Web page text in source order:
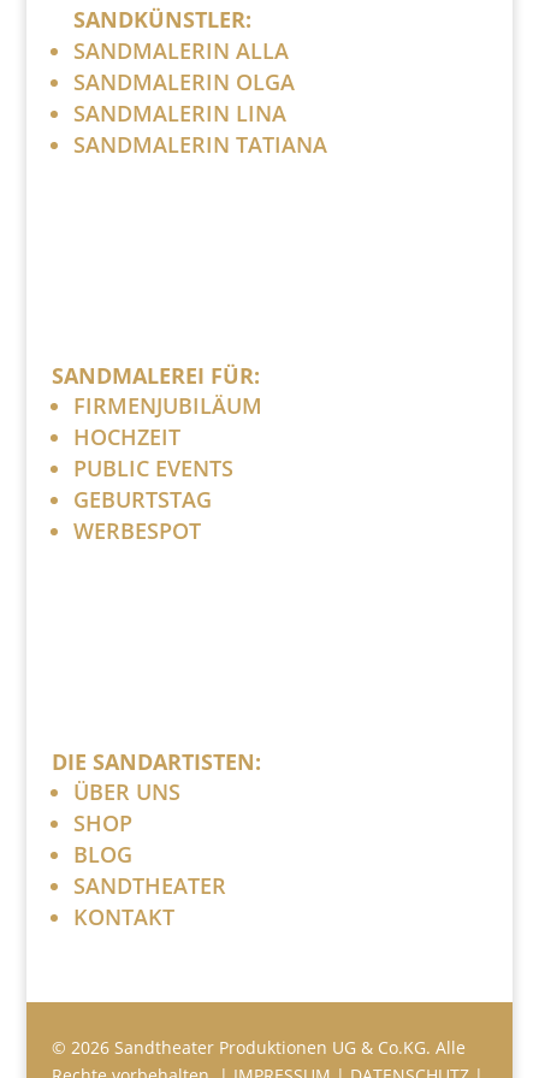
SANDKÜNSTLER:
SANDMALERIN ALLA
SANDMALERIN OLGA
SANDMALERIN LINA
SANDMALERIN TATIANA
SANDMALEREI FÜR:
FIRMENJUBILÄUM
HOCHZEIT
PUBLIC EVENTS
GEBURTSTAG
WERBESPOT
DIE SANDARTISTEN:
ÜBER UNS
SHOP
BLOG
SANDTHEATER
KONTAKT
© 2026 Sandtheater Produktionen UG & Co.KG. Alle